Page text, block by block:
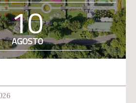
10
AGOSTO